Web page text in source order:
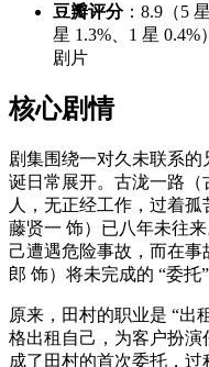
豆瓣评分：8.9（5
星 1.3%、1 星
剧片
核心剧情
剧集围绕一对久未联系的
诞日常展开。古泷一路
人，无正经工作，过着
藤贤一 饰）已八年未往
己遭遇危险事故，而在
郎 饰）将未完成的 “委托
原来，田村的职业是 “
格出租自己，为客户扮
成了田村的首次委托，